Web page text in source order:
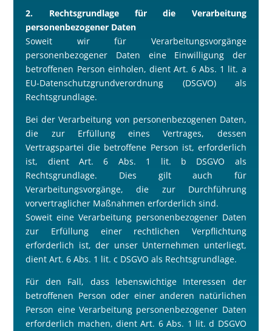
2. Rechtsgrundlage für die Verarbeitung
personenbezogener Daten
Soweit wir für Verarbeitungsvorgänge
personenbezogener Daten eine Einwilligung der
betroffenen Person einholen, dient Art. 6 Abs. 1 lit. a
EU-Datenschutzgrundverordnung (DSGVO) als
Rechtsgrundlage.
Bei der Verarbeitung von personenbezogenen Daten,
die zur Erfüllung eines Vertrages, dessen
Vertragspartei die betroffene Person ist, erforderlich
ist, dient Art. 6 Abs. 1 lit. b DSGVO als
Rechtsgrundlage. Dies gilt auch für
Verarbeitungsvorgänge, die zur Durchführung
vorvertraglicher Maßnahmen erforderlich sind.
Soweit eine Verarbeitung personenbezogener Daten
zur Erfüllung einer rechtlichen Verpflichtung
erforderlich ist, der unser Unternehmen unterliegt,
dient Art. 6 Abs. 1 lit. c DSGVO als Rechtsgrundlage.
Für den Fall, dass lebenswichtige Interessen der
betroffenen Person oder einer anderen natürlichen
Person eine Verarbeitung personenbezogener Daten
erforderlich machen, dient Art. 6 Abs. 1 lit. d DSGVO